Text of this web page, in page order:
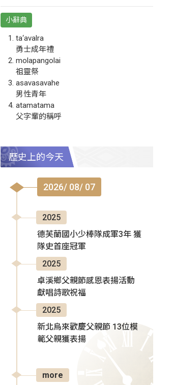
小辭典
ta‘avalra
勇士成年禮
molapangolai
祖靈祭
asavasavahe
男性青年
atamatama
父字輩的稱呼
歷史上的今天
2026/ 08/ 07
2025
德芙蘭國小少棒隊成軍3年 獲
隊史首座冠軍
2025
卓溪鄉父親節感恩表揚活動
獻唱詩歌祝福
2025
新北烏來歡慶父親節 13位模
範父親獲表揚
more